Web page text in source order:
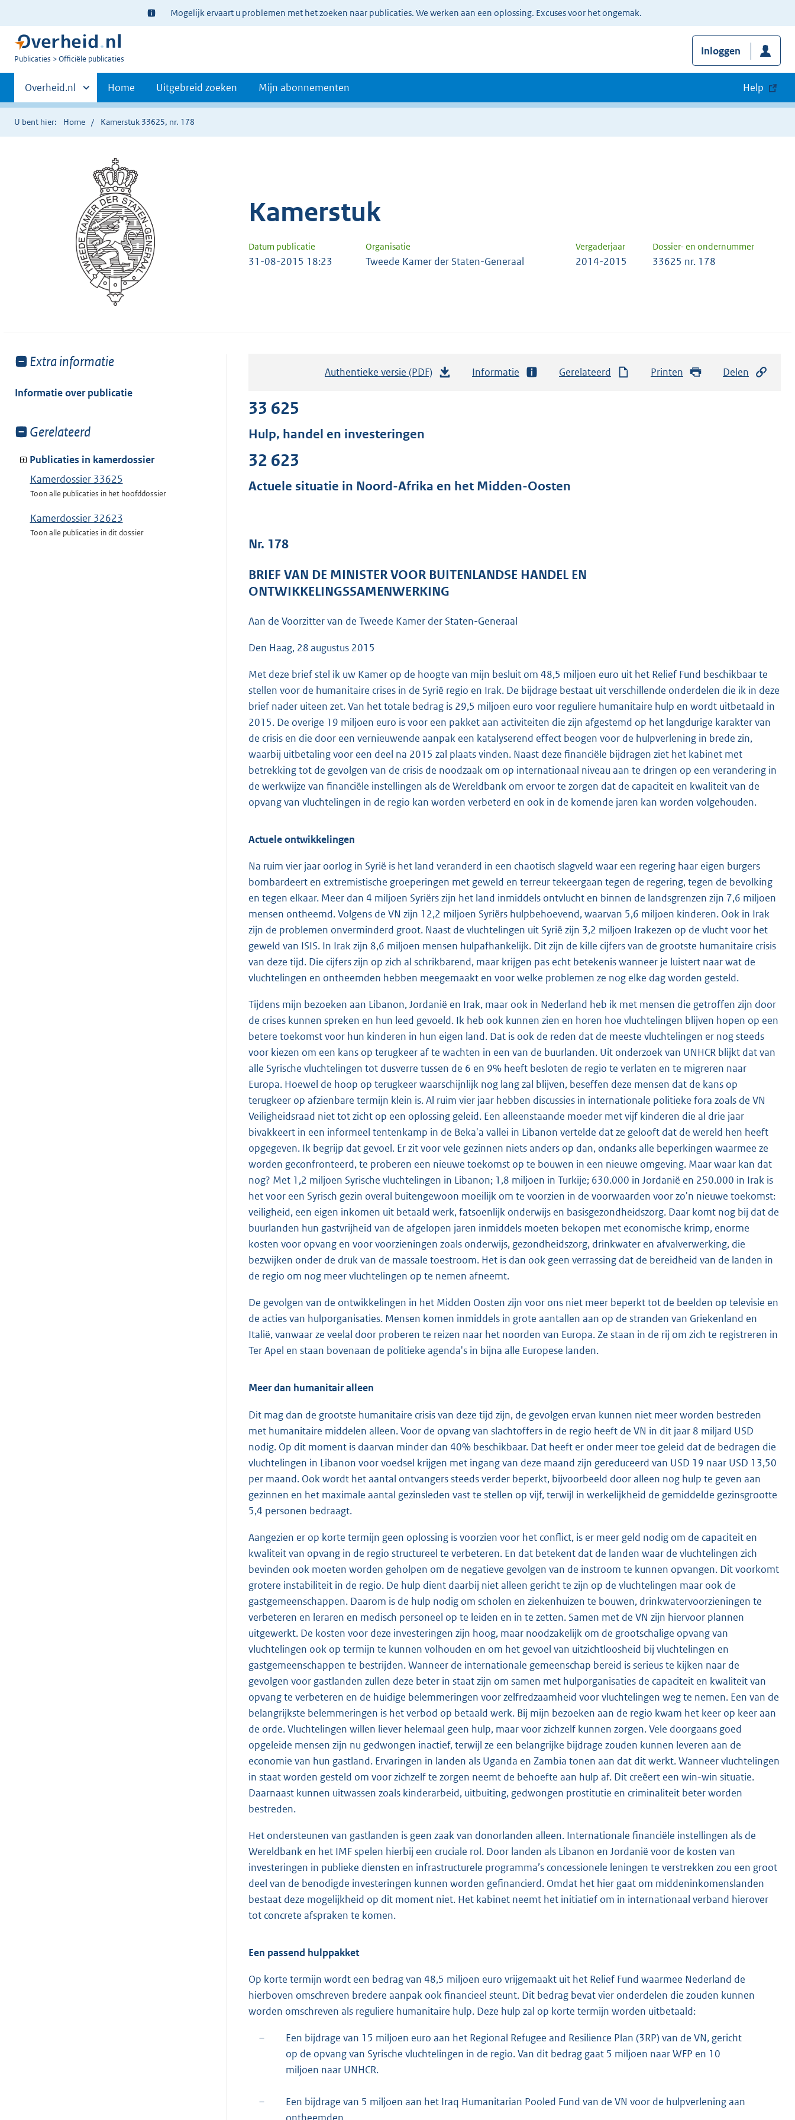
Ter
informatie:
Mogelijk ervaart u problemen met het zoeken naar publicaties. We werken aan een oplossing. Excuses voor het ongemak.
U
Publicaties Officiële publicaties
Inloggen
Primaire
navigatie
Andere
sites
binnen
Overheid.nl Home Uitgebreid zoeken Mijn abonnementen Help
U bent hier: Home Kamerstuk 33625, nr. 178
Kamerstuk
Datum publicatie Organisatie Vergaderjaar Dossier- en ondernummer
31-08-2015 18:23 Tweede Kamer der Staten-Generaal 2014-2015 33625 nr. 178
Toon
van:
Extra informatie
Informatie over publicatie
Toon
van:
Gerelateerd
Publicaties in kamerdossier
Kamerdossier 33625
Toon alle publicaties in het hoofddossier
Kamerdossier 32623
Toon alle publicaties in dit dossier
Authentieke versie (PDF)
s
t
e
4
b
Informatie Gerelateerd Printen Delen
33 625
Hulp, handel en investeringen
32 623
Actuele situatie in Noord-Afrika en het Midden-Oosten
Nr. 178
BRIEF VAN DE MINISTER VOOR BUITENLANDSE HANDEL EN
ONTWIKKELINGSSAMENWERKING
Aan de Voorzitter van de Tweede Kamer der Staten-Generaal
Den Haag, 28 augustus 2015
Met deze brief stel ik uw Kamer op de hoogte van mijn besluit om 48,5 miljoen euro uit het Relief Fund beschikbaar te
stellen voor de humanitaire crises in de Syrië regio en Irak. De bijdrage bestaat uit verschillende onderdelen die ik in deze
brief nader uiteen zet. Van het totale bedrag is 29,5 miljoen euro voor reguliere humanitaire hulp en wordt uitbetaald in
2015. De overige 19 miljoen euro is voor een pakket aan activiteiten die zijn afgestemd op het langdurige karakter van
de crisis en die door een vernieuwende aanpak een katalyserend effect beogen voor de hulpverlening in brede zin,
waarbij uitbetaling voor een deel na 2015 zal plaats vinden. Naast deze financiële bijdragen ziet het kabinet met
betrekking tot de gevolgen van de crisis de noodzaak om op internationaal niveau aan te dringen op een verandering in
de werkwijze van financiële instellingen als de Wereldbank om ervoor te zorgen dat de capaciteit en kwaliteit van de
opvang van vluchtelingen in de regio kan worden verbeterd en ook in de komende jaren kan worden volgehouden.
Actuele ontwikkelingen
Na ruim vier jaar oorlog in Syrië is het land veranderd in een chaotisch slagveld waar een regering haar eigen burgers
bombardeert en extremistische groeperingen met geweld en terreur tekeergaan tegen de regering, tegen de bevolking
en tegen elkaar. Meer dan 4 miljoen Syriërs zijn het land inmiddels ontvlucht en binnen de landsgrenzen zijn 7,6 miljoen
mensen ontheemd. Volgens de VN zijn 12,2 miljoen Syriërs hulpbehoevend, waarvan 5,6 miljoen kinderen. Ook in Irak
zijn de problemen onverminderd groot. Naast de vluchtelingen uit Syrië zijn 3,2 miljoen Irakezen op de vlucht voor het
geweld van ISIS. In Irak zijn 8,6 miljoen mensen hulpafhankelijk. Dit zijn de kille cijfers van de grootste humanitaire crisis
van deze tijd. Die cijfers zijn op zich al schrikbarend, maar krijgen pas echt betekenis wanneer je luistert naar wat de
vluchtelingen en ontheemden hebben meegemaakt en voor welke problemen ze nog elke dag worden gesteld.
Tijdens mijn bezoeken aan Libanon, Jordanië en Irak, maar ook in Nederland heb ik met mensen die getroffen zijn door
de crises kunnen spreken en hun leed gevoeld. Ik heb ook kunnen zien en horen hoe vluchtelingen blijven hopen op een
betere toekomst voor hun kinderen in hun eigen land. Dat is ook de reden dat de meeste vluchtelingen er nog steeds
voor kiezen om een kans op terugkeer af te wachten in een van de buurlanden. Uit onderzoek van UNHCR blijkt dat van
alle Syrische vluchtelingen tot dusverre tussen de 6 en 9% heeft besloten de regio te verlaten en te migreren naar
Europa. Hoewel de hoop op terugkeer waarschijnlijk nog lang zal blijven, beseffen deze mensen dat de kans op
terugkeer op afzienbare termijn klein is. Al ruim vier jaar hebben discussies in internationale politieke fora zoals de VN
Veiligheidsraad niet tot zicht op een oplossing geleid. Een alleenstaande moeder met vijf kinderen die al drie jaar
bivakkeert in een informeel tentenkamp in de Beka'a vallei in Libanon vertelde dat ze gelooft dat de wereld hen heeft
opgegeven. Ik begrijp dat gevoel. Er zit voor vele gezinnen niets anders op dan, ondanks alle beperkingen waarmee ze
worden geconfronteerd, te proberen een nieuwe toekomst op te bouwen in een nieuwe omgeving. Maar waar kan dat
nog? Met 1,2 miljoen Syrische vluchtelingen in Libanon; 1,8 miljoen in Turkije; 630.000 in Jordanië en 250.000 in Irak is
het voor een Syrisch gezin overal buitengewoon moeilijk om te voorzien in de voorwaarden voor zo'n nieuwe toekomst:
veiligheid, een eigen inkomen uit betaald werk, fatsoenlijk onderwijs en basisgezondheidszorg. Daar komt nog bij dat de
buurlanden hun gastvrijheid van de afgelopen jaren inmiddels moeten bekopen met economische krimp, enorme
kosten voor opvang en voor voorzieningen zoals onderwijs, gezondheidszorg, drinkwater en afvalverwerking, die
bezwijken onder de druk van de massale toestroom. Het is dan ook geen verrassing dat de bereidheid van de landen in
de regio om nog meer vluchtelingen op te nemen afneemt.
De gevolgen van de ontwikkelingen in het Midden Oosten zijn voor ons niet meer beperkt tot de beelden op televisie en
de acties van hulporganisaties. Mensen komen inmiddels in grote aantallen aan op de stranden van Griekenland en
Italië, vanwaar ze veelal door proberen te reizen naar het noorden van Europa. Ze staan in de rij om zich te registreren in
Ter Apel en staan bovenaan de politieke agenda's in bijna alle Europese landen.
Meer dan humanitair alleen
Dit mag dan de grootste humanitaire crisis van deze tijd zijn, de gevolgen ervan kunnen niet meer worden bestreden
met humanitaire middelen alleen. Voor de opvang van slachtoffers in de regio heeft de VN in dit jaar 8 miljard USD
nodig. Op dit moment is daarvan minder dan 40% beschikbaar. Dat heeft er onder meer toe geleid dat de bedragen die
vluchtelingen in Libanon voor voedsel krijgen met ingang van deze maand zijn gereduceerd van USD 19 naar USD 13,50
per maand. Ook wordt het aantal ontvangers steeds verder beperkt, bijvoorbeeld door alleen nog hulp te geven aan
gezinnen en het maximale aantal gezinsleden vast te stellen op vijf, terwijl in werkelijkheid de gemiddelde gezinsgrootte
5,4 personen bedraagt.
Aangezien er op korte termijn geen oplossing is voorzien voor het conflict, is er meer geld nodig om de capaciteit en
kwaliteit van opvang in de regio structureel te verbeteren. En dat betekent dat de landen waar de vluchtelingen zich
bevinden ook moeten worden geholpen om de negatieve gevolgen van de instroom te kunnen opvangen. Dit voorkomt
grotere instabiliteit in de regio. De hulp dient daarbij niet alleen gericht te zijn op de vluchtelingen maar ook de
gastgemeenschappen. Daarom is de hulp nodig om scholen en ziekenhuizen te bouwen, drinkwatervoorzieningen te
verbeteren en leraren en medisch personeel op te leiden en in te zetten. Samen met de VN zijn hiervoor plannen
uitgewerkt. De kosten voor deze investeringen zijn hoog, maar noodzakelijk om de grootschalige opvang van
vluchtelingen ook op termijn te kunnen volhouden en om het gevoel van uitzichtloosheid bij vluchtelingen en
gastgemeenschappen te bestrijden. Wanneer de internationale gemeenschap bereid is serieus te kijken naar de
gevolgen voor gastlanden zullen deze beter in staat zijn om samen met hulporganisaties de capaciteit en kwaliteit van
opvang te verbeteren en de huidige belemmeringen voor zelfredzaamheid voor vluchtelingen weg te nemen. Een van de
belangrijkste belemmeringen is het verbod op betaald werk. Bij mijn bezoeken aan de regio kwam het keer op keer aan
de orde. Vluchtelingen willen liever helemaal geen hulp, maar voor zichzelf kunnen zorgen. Vele doorgaans goed
opgeleide mensen zijn nu gedwongen inactief, terwijl ze een belangrijke bijdrage zouden kunnen leveren aan de
economie van hun gastland. Ervaringen in landen als Uganda en Zambia tonen aan dat dit werkt. Wanneer vluchtelingen
in staat worden gesteld om voor zichzelf te zorgen neemt de behoefte aan hulp af. Dit creëert een win-win situatie.
Daarnaast kunnen uitwassen zoals kinderarbeid, uitbuiting, gedwongen prostitutie en criminaliteit beter worden
bestreden.
Het ondersteunen van gastlanden is geen zaak van donorlanden alleen. Internationale financiële instellingen als de
Wereldbank en het IMF spelen hierbij een cruciale rol. Door landen als Libanon en Jordanië voor de kosten van
investeringen in publieke diensten en infrastructurele programma’s concessionele leningen te verstrekken zou een groot
deel van de benodigde investeringen kunnen worden gefinancierd. Omdat het hier gaat om middeninkomenslanden
bestaat deze mogelijkheid op dit moment niet. Het kabinet neemt het initiatief om in internationaal verband hierover
tot concrete afspraken te komen.
Een passend hulppakket
Op korte termijn wordt een bedrag van 48,5 miljoen euro vrijgemaakt uit het Relief Fund waarmee Nederland de
hierboven omschreven bredere aanpak ook financieel steunt. Dit bedrag bevat vier onderdelen die zouden kunnen
worden omschreven als reguliere humanitaire hulp. Deze hulp zal op korte termijn worden uitbetaald:
–
Een bijdrage van 15 miljoen euro aan het Regional Refugee and Resilience Plan (3RP) van de VN, gericht
op de opvang van Syrische vluchtelingen in de regio. Van dit bedrag gaat 5 miljoen naar WFP en 10
miljoen naar UNHCR.
–
Een bijdrage van 5 miljoen aan het Iraq Humanitarian Pooled Fund van de VN voor de hulpverlening aan